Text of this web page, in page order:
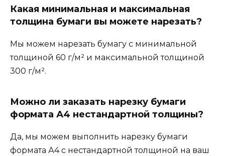
Какая минимальная и максимальная
толщина бумаги вы можете нарезать?
Мы можем нарезать бумагу с минимальной
толщиной 60 г/м² и максимальной толщиной
300 г/м².
Можно ли заказать нарезку бумаги
формата А4 нестандартной толщины?
Да, мы можем выполнить нарезку бумаги
формата А4 с нестандартной толщиной на ваш